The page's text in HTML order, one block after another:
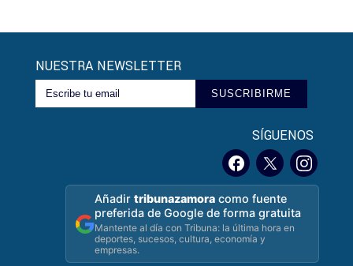
NUESTRA NEWSLETTER
SUSCRIBIRME
SÍGUENOS
Añadirtribunazamora como fuente
preferida de Google de forma gratuita
Mantente al día con Tribuna: la última hora en
deportes, sucesos, cultura, economía y
empresas.